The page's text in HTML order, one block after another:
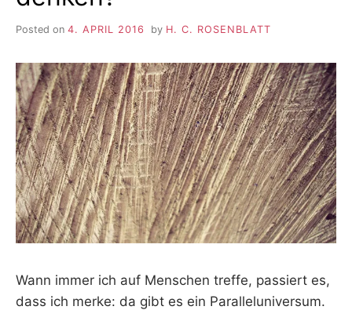
Posted on 4. APRIL 2016 by H. C. ROSENBLATT
Wann immer ich auf Menschen treffe, passiert es,
dass ich merke: da gibt es ein Paralleluniversum.